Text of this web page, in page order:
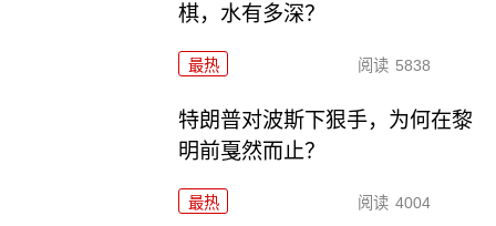
棋，水有多深？
最热 阅读 5838
特朗普对波斯下狠手，为何在黎
明前戛然而止？
最热 阅读 4004